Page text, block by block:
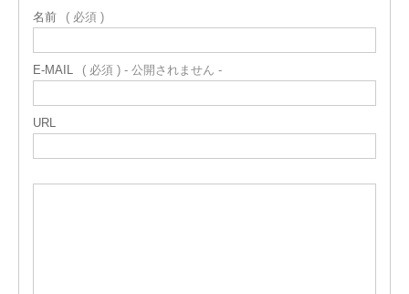
名前 ( 必須 )
E-MAIL ( 必須 ) - 公開されません -
URL